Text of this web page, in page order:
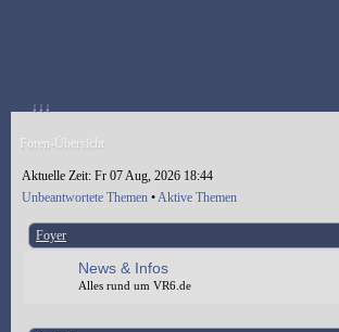
↓↓↓
Foren-Übersicht
Aktuelle Zeit: Fr 07 Aug, 2026 18:44
Unbeantwortete Themen •Aktive Themen
Foyer
News & Infos
Alles rund um VR6.de